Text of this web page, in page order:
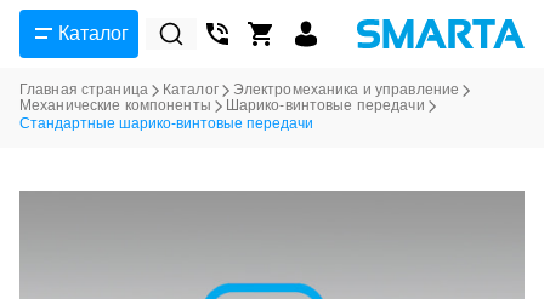
Каталог
Главная страница Каталог
Электромеханика и управление
Механические компоненты
Шарико-винтовые передачи
Стандартные шарико-винтовые передачи